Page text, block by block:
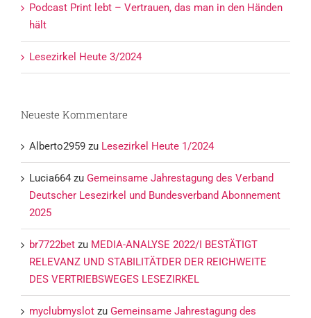
Podcast Print lebt – Vertrauen, das man in den Händen
hält
Lesezirkel Heute 3/2024
Neueste Kommentare
Alberto2959 zu Lesezirkel Heute 1/2024
Lucia664 zu Gemeinsame Jahrestagung des Verband
Deutscher Lesezirkel und Bundesverband Abonnement
2025
br7722bet zu MEDIA-ANALYSE 2022/I BESTÄTIGT
RELEVANZ UND STABILITÄTDER DER REICHWEITE
DES VERTRIEBSWEGES LESEZIRKEL
myclubmyslot zu Gemeinsame Jahrestagung des